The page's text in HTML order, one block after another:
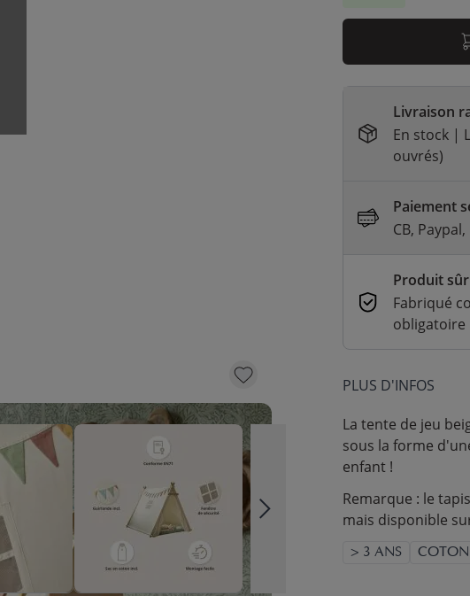
Livraison
En stock |
ouvrés)
Paiement
CB,
Produit
Fabriqué
obligatoire
PLUS D'INFOS
La tente de jeu
sous la forme
enfant !
Remarque : le
mais disponible
> 3 ANS COTON